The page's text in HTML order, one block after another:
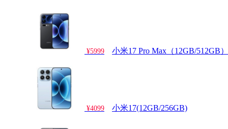
¥5999 小米17 Pro Max（12GB/512GB）
¥4099 小米17(12GB/256GB)